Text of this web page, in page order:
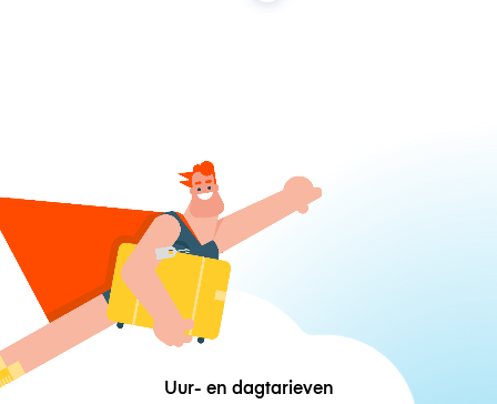
Uur- en dagtarieven